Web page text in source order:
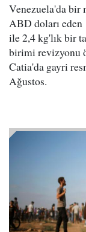
Venezuela'da bir
ABD doları
ile 2,4 kg'lık bir
birimi revizyonu
Catia'da gayri
Ağustos.